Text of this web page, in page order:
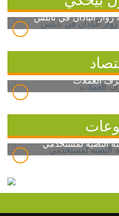
الباذان في نابلس
العملات
النصية لمستخدمي